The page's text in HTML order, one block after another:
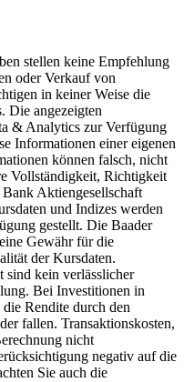
stellen keine Empfehlung
oder Verkauf von
in keiner Weise die
Die angezeigten
& Analytics zur Verfügung
Informationen einer eigenen
können falsch, nicht
Vollständigkeit, Richtigkeit
Aktiengesellschaft
und Indizes werden
gestellt. Die Baader
Gewähr für die
der Kursdaten.
sind kein verlässlicher
Bei Investitionen in
Rendite durch den
fallen. Transaktionskosten,
nicht
negativ auf die
Sie auch die